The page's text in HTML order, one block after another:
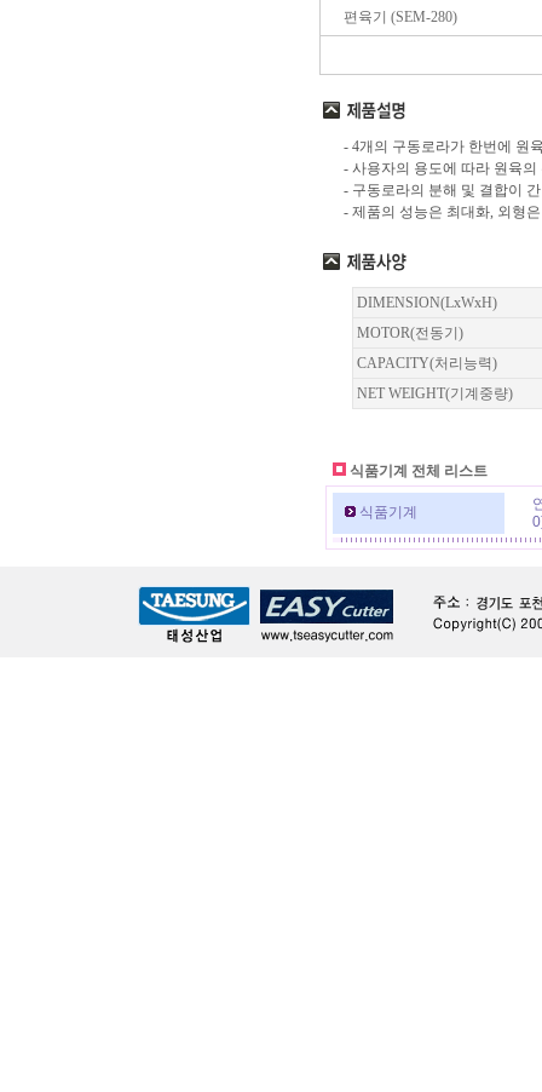
편육기 (SEM-280)
- 4개의 구동로라가 한번에 원
- 사용자의 용도에 따라 원육
- 구동로라의 분해 및 결합이
- 제품의 성능은 최대화, 외형
DIMENSION(LxWxH)
MOTOR(전동기)
CAPACITY(처리능력)
NET WEIGHT(기계중량)
식품기계 전체 리스트
식품기계